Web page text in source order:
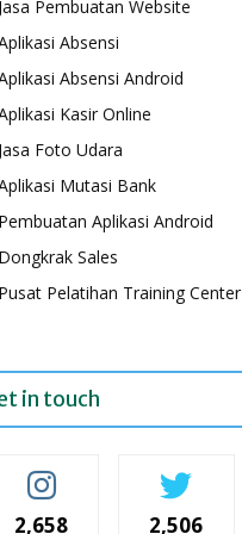
Pembuatan Website
Absensi
Absensi Android
Kasir Online
Foto Udara
Mutasi Bank
Aplikasi Android
Sales
Pelatihan Training Center
in touch
2,658 2,506